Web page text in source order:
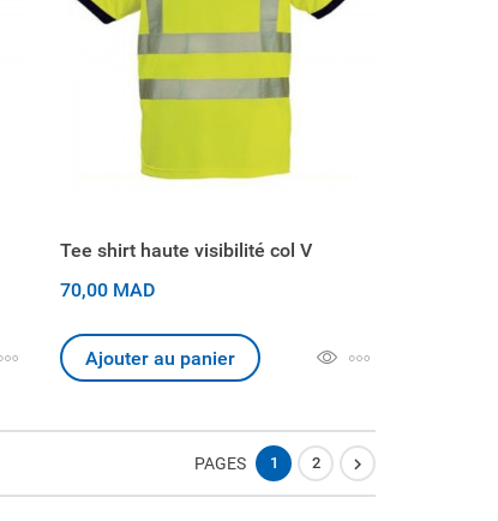
Tee shirt haute visibilité col V
70,00 MAD
Ajouter au panier
PAGES 1 2 